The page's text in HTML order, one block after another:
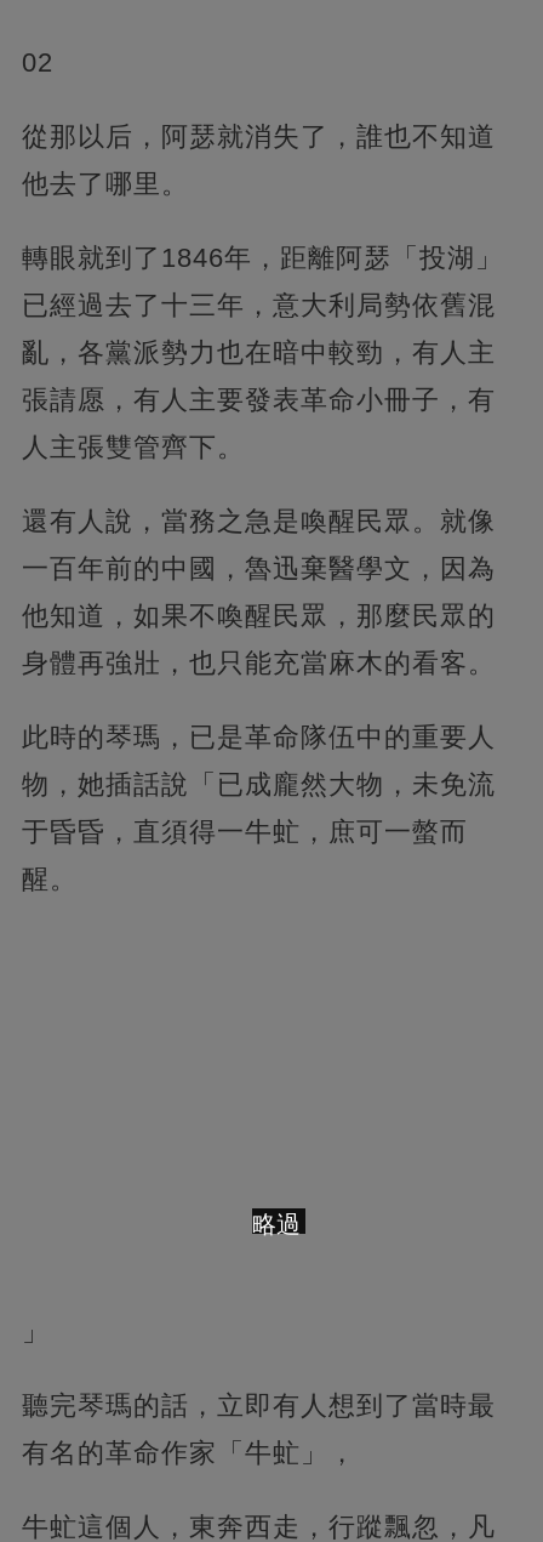
02
從那以后，阿瑟就消失了，誰也不知道
他去了哪里。
轉眼就到了1846年，距離阿瑟「投湖」
已經過去了十三年，意大利局勢依舊混
亂，各黨派勢力也在暗中較勁，有人主
張請愿，有人主要發表革命小冊子，有
人主張雙管齊下。
還有人說，當務之急是喚醒民眾。就像
一百年前的中國，魯迅棄醫學文，因為
他知道，如果不喚醒民眾，那麼民眾的
身體再強壯，也只能充當麻木的看客。
此時的琴瑪，已是革命隊伍中的重要人
物，她插話說「已成龐然大物，未免流
于昏昏，直須得一牛虻，庶可一螫而
醒。
」
聽完琴瑪的話，立即有人想到了當時最
有名的革命作家「牛虻」，
牛虻這個人，東奔西走，行蹤飄忽，凡
略過